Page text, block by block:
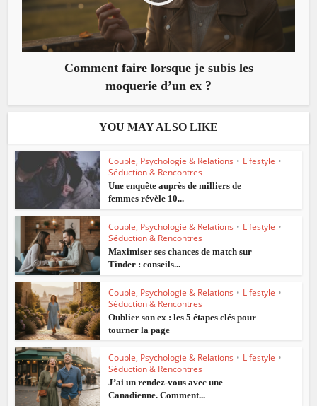
Comment faire lorsque je subis les
moquerie d’un ex ?
YOU MAY ALSO LIKE
Couple, Psychologie & Relations • Lifestyle •
Séduction & Rencontres
Une enquête auprès de milliers de
femmes révèle 10...
Couple, Psychologie & Relations • Lifestyle •
Séduction & Rencontres
Maximiser ses chances de match sur
Tinder : conseils...
Couple, Psychologie & Relations • Lifestyle •
Séduction & Rencontres
Oublier son ex : les 5 étapes clés pour
tourner la page
Couple, Psychologie & Relations • Lifestyle •
Séduction & Rencontres
J’ai un rendez-vous avec une
Canadienne. Comment...